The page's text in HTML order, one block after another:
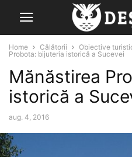
Home Călătorii Obiective
Probota: bijuteria istorică a Sucevei
Mănăstirea
istorică a
aug. 4, 2016